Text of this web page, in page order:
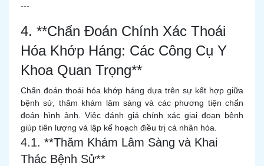
---
4. **Chẩn Đoán Chính Xác Thoái
Hóa Khớp Háng: Các Công Cụ Y
Khoa Quan Trọng**
Chẩn đoán thoái hóa khớp háng dựa trên sự kết hợp giữa
bệnh sử, thăm khám lâm sàng và các phương tiện chẩn
đoán hình ảnh. Việc đánh giá chính xác giai đoạn bệnh
giúp tiên lượng và lập kế hoạch điều trị cá nhân hóa.
4.1. **Thăm Khám Lâm Sàng và Khai
Thác Bệnh Sử**